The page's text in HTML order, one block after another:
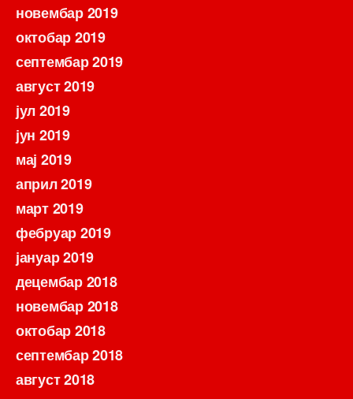
новембар 2019
октобар 2019
септембар 2019
август 2019
јул 2019
јун 2019
мај 2019
април 2019
март 2019
фебруар 2019
јануар 2019
децембар 2018
новембар 2018
октобар 2018
септембар 2018
август 2018